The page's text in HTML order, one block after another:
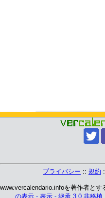
プライバシー :: 規約
www.vercalendario.infoを著作者とす
の表示 - 表示 - 継承 3.0 非移植